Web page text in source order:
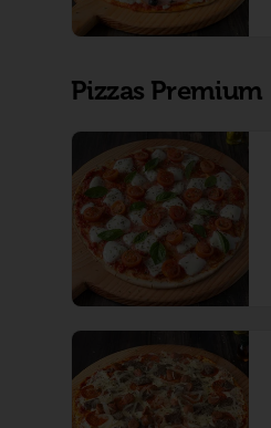
Pizzas Premium